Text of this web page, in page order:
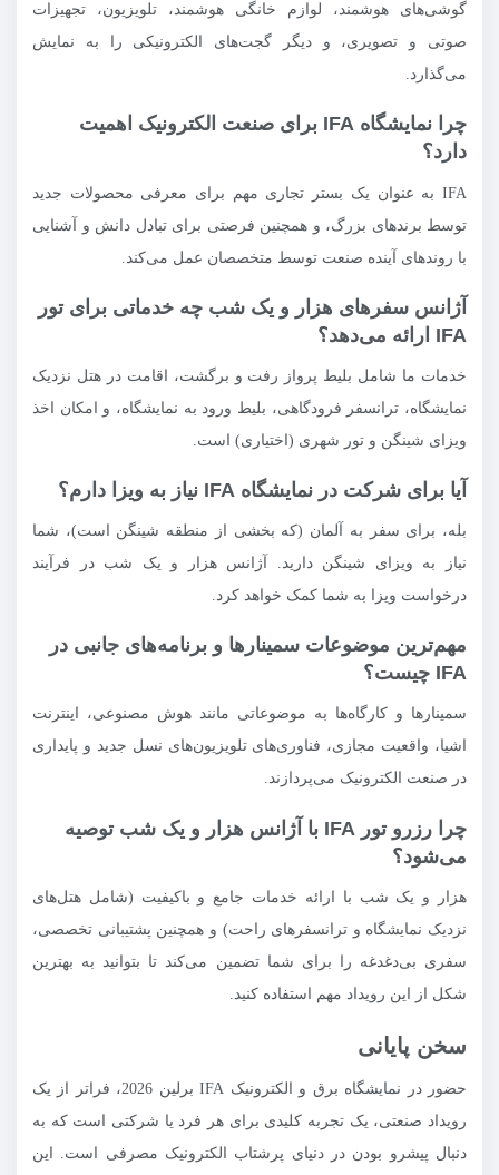
گوشی‌های هوشمند، لوازم خانگی هوشمند، تلویزیون، تجهیزات
صوتی و تصویری، و دیگر گجت‌های الکترونیکی را به نمایش
می‌گذارد.
چرا نمایشگاه IFA برای صنعت الکترونیک اهمیت
دارد؟
IFA به عنوان یک بستر تجاری مهم برای معرفی محصولات جدید
توسط برندهای بزرگ، و همچنین فرصتی برای تبادل دانش و آشنایی
با روندهای آینده صنعت توسط متخصصان عمل می‌کند.
آژانس سفرهای هزار و یک شب چه خدماتی برای تور
IFA ارائه می‌دهد؟
خدمات ما شامل بلیط پرواز رفت و برگشت، اقامت در هتل نزدیک
نمایشگاه، ترانسفر فرودگاهی، بلیط ورود به نمایشگاه، و امکان اخذ
ویزای شینگن و تور شهری (اختیاری) است.
آیا برای شرکت در نمایشگاه IFA نیاز به ویزا دارم؟
بله، برای سفر به آلمان (که بخشی از منطقه شینگن است)، شما
نیاز به ویزای شینگن دارید. آژانس هزار و یک شب در فرآیند
درخواست ویزا به شما کمک خواهد کرد.
مهم‌ترین موضوعات سمینارها و برنامه‌های جانبی در
IFA چیست؟
سمینارها و کارگاه‌ها به موضوعاتی مانند هوش مصنوعی، اینترنت
اشیا، واقعیت مجازی، فناوری‌های تلویزیون‌های نسل جدید و پایداری
در صنعت الکترونیک می‌پردازند.
چرا رزرو تور IFA با آژانس هزار و یک شب توصیه
می‌شود؟
هزار و یک شب با ارائه خدمات جامع و باکیفیت (شامل هتل‌های
نزدیک نمایشگاه و ترانسفرهای راحت) و همچنین پشتیبانی تخصصی،
سفری بی‌دغدغه را برای شما تضمین می‌کند تا بتوانید به بهترین
شکل از این رویداد مهم استفاده کنید.
سخن پایانی
حضور در نمایشگاه برق و الکترونیک IFA برلین 2026، فراتر از یک
رویداد صنعتی، یک تجربه کلیدی برای هر فرد یا شرکتی است که به
دنبال پیشرو بودن در دنیای پرشتاب الکترونیک مصرفی است. این